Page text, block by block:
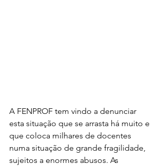
A FENPROF tem vindo a denunciar
esta situação que se arrasta há muito e
que coloca milhares de docentes
numa situação de grande fragilidade,
sujeitos a enormes abusos. As